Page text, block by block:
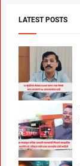
LATEST POSTS